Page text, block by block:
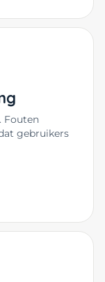
Fouten
gebruikers